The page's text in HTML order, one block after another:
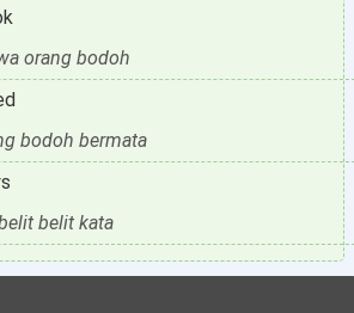
orang bodoh
bodoh bermata
belit kata